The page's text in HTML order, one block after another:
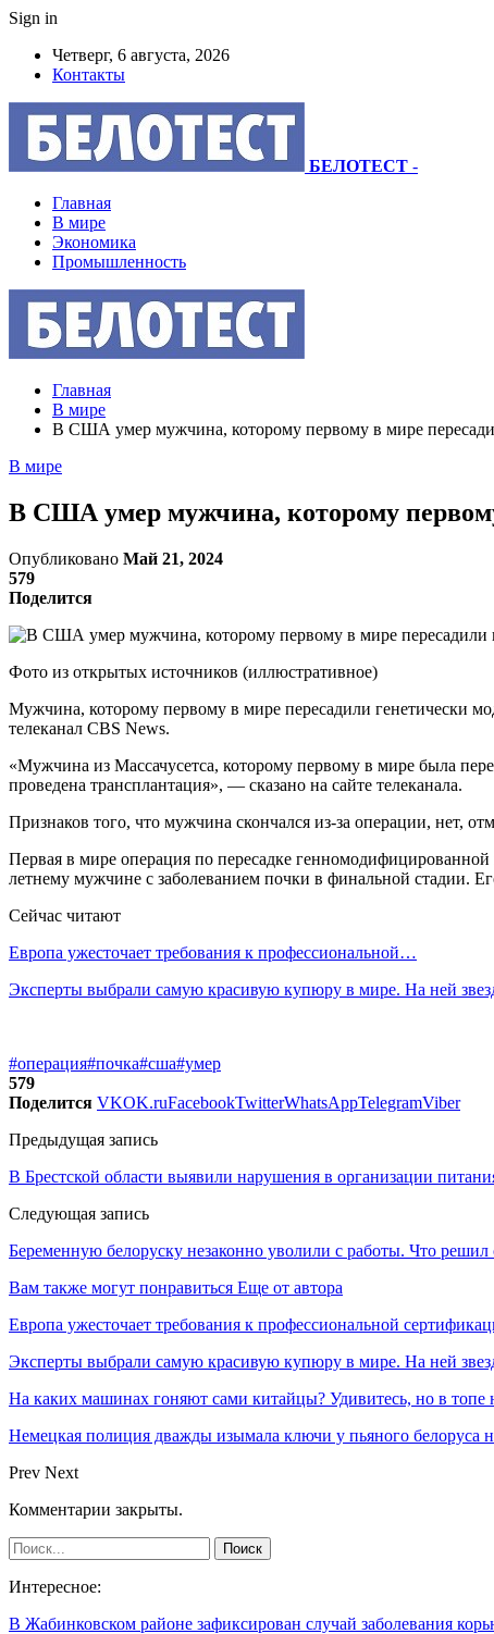
Sign in
Четверг, 6 августа, 2026
Контакты
БЕЛОТЕСТ -
Главная
В мире
Экономика
Промышленность
Главная
В мире
В США умер мужчина, которому первому в мире
В мире
В США умер мужчина, которому
Опубликовано Май 21, 2024
579
Поделится
Фото из открытых источников (иллюстративное)
Мужчина, которому первому в мире пересадили генетически
телеканал CBS News.
«Мужчина из Массачусетса, которому первому в мире была
проведена трансплантация», — сказано на сайте телеканала.
Признаков того, что мужчина скончался из-за операции, нет,
Первая в мире операция по пересадке
летнему мужчине с заболеванием почки в финальной стадии.
Сейчас читают
Европа ужесточает требования к профессиональной…
Эксперты выбрали самую красивую купюру в мире. На ней
#операция#почка#сша#умер
579
Поделится VKOK.ruFacebookTwitterWhatsAppTelegramViber
Предыдущая запись
В Брестской области выявили нарушения в организации
Следующая запись
Беременную белоруску незаконно уволили с работы. Что решил
Вам также могут понравиться Еще от автора
Европа ужесточает требования к профессиональной
Эксперты выбрали самую красивую купюру в мире. На ней
На каких машинах гоняют сами китайцы? Удивитесь, но в топе
Немецкая полиция дважды изымала ключи у пьяного белоруса
Prev Next
Комментарии закрыты.
Интересное:
В Жабинковском районе зафиксирован случай заболевания